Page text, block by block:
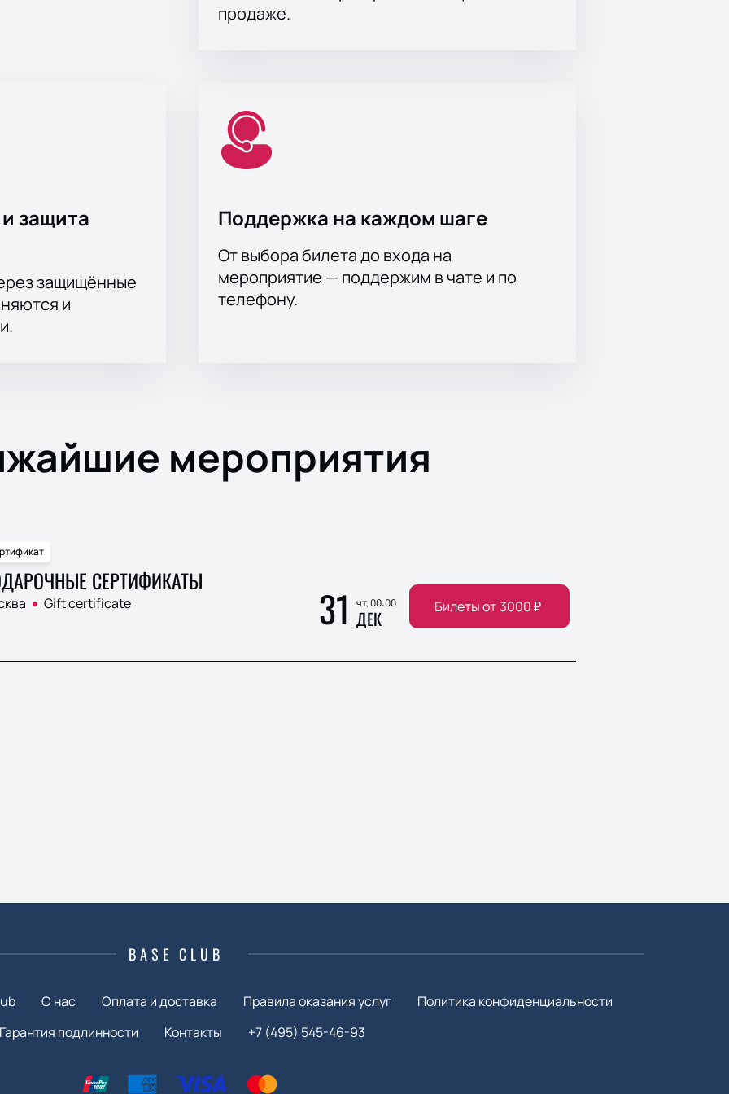
Дебютный сольный альбом получил отличные отклики. Слушатели оценили смелый
Когда она выходит на сцену, то заполняет своей драйвовой энергетикой весь зал. Вы
рок-н-ролла» вы можете с любого устройства на нашем сайте. Это намного быстрее, чем
продаже.
защита
защищённые
и
Поддержка на каждом шаге
От выбора билета до входа на
мероприятие — поддержим в чате и по
телефону.
мероприятия
СЕРТИФИКАТЫ
Gift certificate 31 чт, 00:00
ДЕК Билеты от 3000₽
BASE CLUB
О нас Оплата и доставка Правила оказания услуг
Политика конфиденциальности
Гарантия подлинности
Контакты +7 (495) 545-46-93